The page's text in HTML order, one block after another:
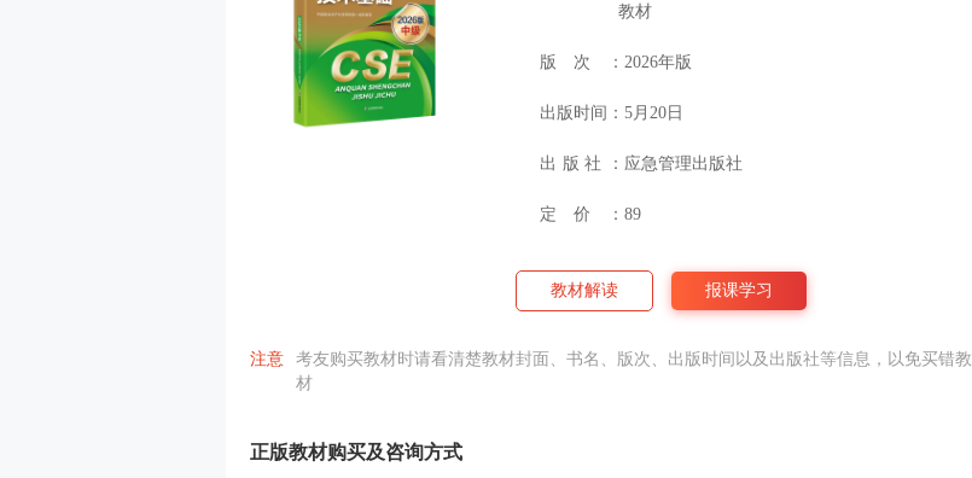
教材
版次： 2026年版
出版时间： 5月20日
出版社： 应急管理出版社
定价： 89
教材解读 报课学习
注意
考友购买教材时请看清楚教材封面、书名、版次、出版时间以及出版社等信息，以免买错教
材
正版教材购买及咨询方式